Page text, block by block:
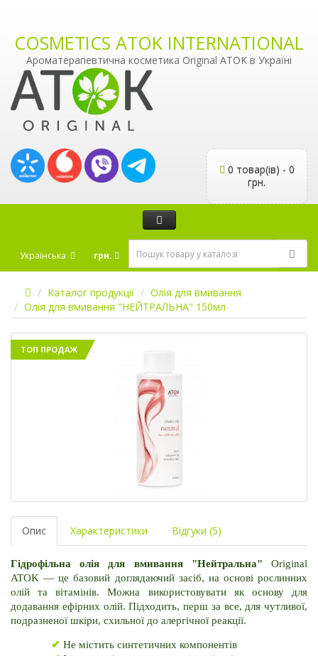
COSMETICS ATOK INTERNATIONAL
Ароматерапевтична косметика Original ATOK в Україні
0 товар(ів) - 0
грн.
Українська грн.
Каталог продукції
Олія для вмивання
Олія для вмивання "НЕЙТРАЛЬНА" 150мл
ТОП ПРОДАЖ
Опис Характеристики Відгуки (5)
Гідрофільна олія для вмивання "Нейтральна" Original
ATOK — це базовий доглядаючий засіб, на основі рослинних
олій та вітамінів. Можна використовувати як основу для
додавання ефірних олій. Підходить, перш за все, для чутливої,
подразненої шкіри, схильної до алергічної реакції.
✔ Не містить синтетичних компонентів